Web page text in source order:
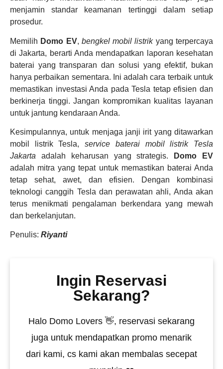
menjamin standar keamanan tertinggi dalam setiap
prosedur.
Memilih Domo EV, bengkel mobil listrikyang terpercaya
di Jakarta, berarti Anda mendapatkan laporan kesehatan
baterai yang transparan dan solusi yang efektif, bukan
hanya perbaikan sementara. Ini adalah cara terbaik untuk
memastikan investasi Anda pada Tesla tetap efisien dan
berkinerja tinggi. Jangan kompromikan kualitas layanan
untuk jantung kendaraan Anda.
Kesimpulannya, untuk menjaga janji irit yang ditawarkan
mobil listrik Tesla,service baterai mobil listrik Tesla
Jakarta adalah keharusan yang strategis.
Domo EV
adalah mitra yang tepat untuk memastikan baterai Anda
tetap sehat, awet, dan efisien. Dengan kombinasi
teknologi canggih Tesla dan perawatan ahli, Anda akan
terus menikmati pengalaman berkendara yang mewah
dan berkelanjutan.
Penulis: Riyanti
Ingin Reservasi
Sekarang?
Halo Domo Lovers 👋, reservasi sekarang
juga untuk mendapatkan promo menarik
dari kami, cs kami akan membalas secepat